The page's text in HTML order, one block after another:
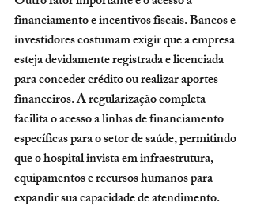
financiamento e incentivos fiscais. Bancos e
investidores costumam exigir que a empresa
esteja devidamente registrada e licenciada
para conceder crédito ou realizar aportes
financeiros. A regularização completa
facilita o acesso a linhas de financiamento
específicas para o setor de saúde, permitindo
que o hospital invista em infraestrutura,
equipamentos e recursos humanos para
expandir sua capacidade de atendimento.